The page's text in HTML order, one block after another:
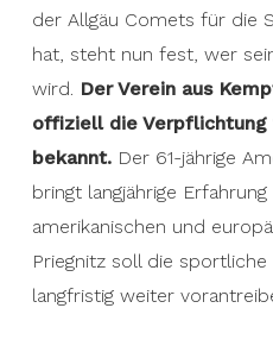
der Allgäu Comets für die
hat, steht nun fest, wer
wird. Der Verein aus
offiziell die Verpflichtung
bekannt.Der 61-jährige
bringt langjährige
amerikanischen und
Priegnitz soll die
langfristig weiter